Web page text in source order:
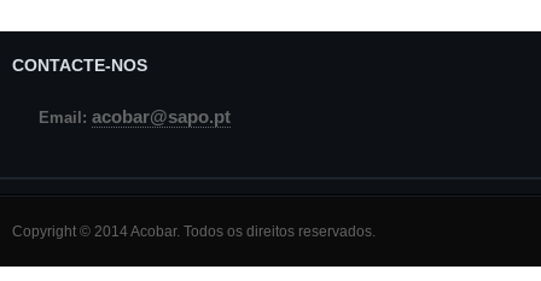
CONTACTE-NOS
Email: acobar@sapo.pt
Copyright © 2014 Acobar. Todos os direitos reservados.